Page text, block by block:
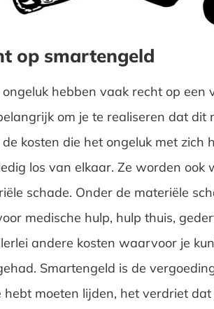
op smartengeld
hebben vaak recht op een
om je te realiseren dat dit
kosten die het ongeluk met zich
los van elkaar. Ze worden ook
schade. Onder de materiële
medische hulp, hulp thuis,
andere kosten waarvoor je
Smartengeld is de
hebt moeten lijden, het verdriet